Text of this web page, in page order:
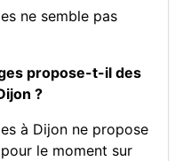
ne semble pas
propose-t-il des
?
à Dijon ne propose
le moment sur